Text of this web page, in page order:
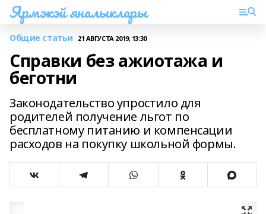
Ярмэкэй яналыклары
Общие статьи 21 АВГУСТА 2019, 13:30
Справки без ажиотажа и
беготни
Законодательство упростило для
родителей получение льгот по
бесплатному питанию и компенсации
расходов на покупку школьной формы.